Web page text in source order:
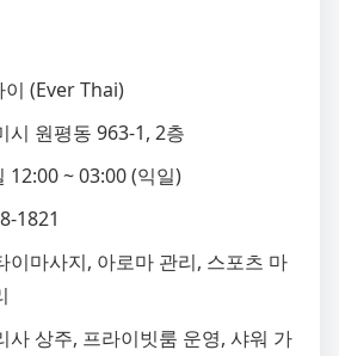
이 (Ever Thai)
시 원평동 963-1, 2층
12:00 ~ 03:00 (익일)
1821
이마사지, 아로마 관리, 스포츠 마
사 상주, 프라이빗룸 운영, 샤워 가